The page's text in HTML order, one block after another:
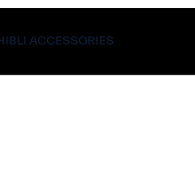
ACCESSORIES